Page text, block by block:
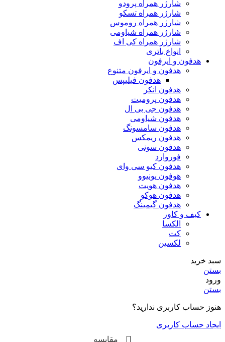
شارژر همراه پرودو
شارژر همراه تسکو
شارژر همراه روموس
شارژر همراه شیاومی
شارژر همراه کی اف
انواع باتری
هدفون و ایرفون
هدفون و ایرفون متنوع
هدفون فیلیپس
هدفون انکر
هدفون پرومیت
هدفون جی بی ال
هدفون شیاومی
هدفون سامسونگ
هدفون ریمکس
هدفون سونی
فوروارد
هدفون کیو سی وای
هوفون یونیوو
هدفون هویت
هدفون هوکو
هدفون گیمینگ
کیف و کاور
الکسا
کت
لکسین
سبد خرید
بستن
ورود
بستن
هنوز حساب کاربری ندارید؟
ایجاد حساب کاربری
مقایسه